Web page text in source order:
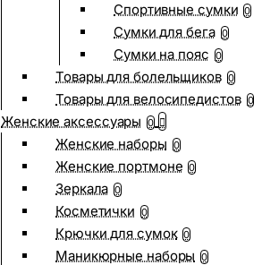
Спортивные сумки 0
Сумки для бега 0
Сумки на пояс 0
Товары для болельщиков 0
Товары для велосипедистов 0
Женские аксессуары 0
Женские наборы 0
Женские портмоне 0
Зеркала 0
Косметички 0
Крючки для сумок 0
Маникюрные наборы 0